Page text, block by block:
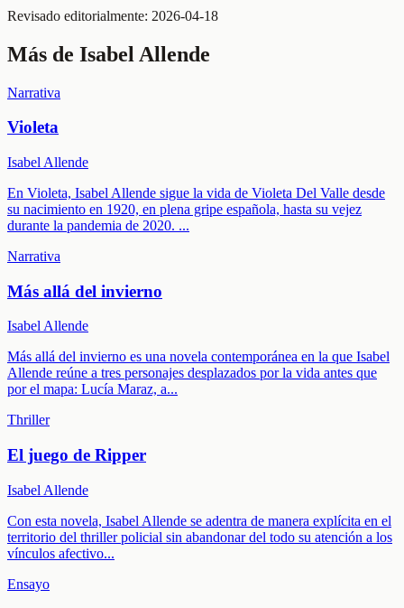
Revisado editorialmente: 2026-04-18
Más de Isabel Allende
Narrativa
Violeta
Isabel Allende
En Violeta, Isabel Allende sigue la vida de Violeta Del Valle desde
su nacimiento en 1920, en plena gripe española, hasta su vejez
durante la pandemia de 2020. ...
Narrativa
Más allá del invierno
Isabel Allende
Más allá del invierno es una novela contemporánea en la que Isabel
Allende reúne a tres personajes desplazados por la vida antes que
por el mapa: Lucía Maraz, a...
Thriller
El juego de Ripper
Isabel Allende
Con esta novela, Isabel Allende se adentra de manera explícita en el
territorio del thriller policial sin abandonar del todo su atención a los
vínculos afectivo...
Ensayo